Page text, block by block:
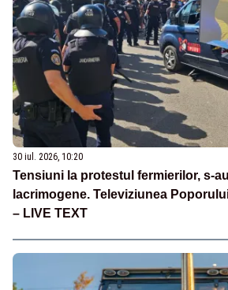
30 iul. 2026, 10:20
Tensiuni la protestul fermierilor, s-
lacrimogene. Televiziunea
– LIVE TEXT